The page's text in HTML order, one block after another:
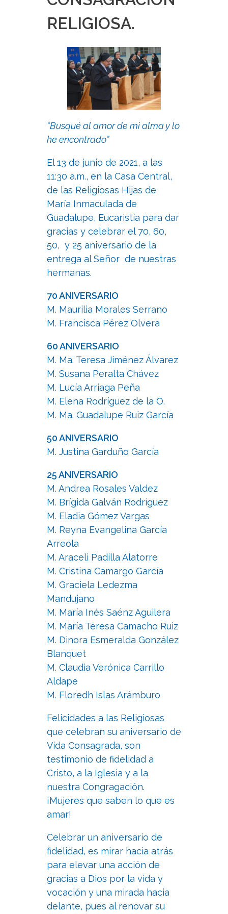
RELIGIOSA.
“Busqué al amor de mi alma y lo
he encontrado”
El 13 de junio de 2021, a las
11:30 a.m., en la Casa Central,
de las Religiosas Hijas de
María Inmaculada de
Guadalupe, Eucaristía para dar
gracias y celebrar el 70, 60,
50, y 25 aniversario de la
entrega al Señor de nuestras
hermanas.
70 ANIVERSARIO
M. Maurilia Morales Serrano
M. Francisca Pérez Olvera
60 ANIVERSARIO
M. Ma. Teresa Jiménez Álvarez
M. Susana Peralta Chávez
M. Lucía Arriaga Peña
M. Elena Rodríguez de la O.
M. Ma. Guadalupe Ruiz García
50 ANIVERSARIO
M. Justina Garduño García
25 ANIVERSARIO
M. Andrea Rosales Valdez
M. Brígida Galván Rodríguez
M. Eladia Gómez Vargas
M. Reyna Evangelina García
Arreola
M. Araceli Padilla Alatorre
M. Cristina Camargo García
M. Graciela Ledezma
Mandujano
M. María Inés Saénz Aguilera
M. María Teresa Camacho Ruiz
M. Dinora Esmeralda González
Blanquet
M. Claudia Verónica Carrillo
Aldape
M. Floredh Islas Arámburo
Felicidades a las Religiosas
que celebran su aniversario de
Vida Consagrada, son
testimonio de fidelidad a
Cristo, a la Iglesia y a la
nuestra Congragación.
¡Mujeres que saben lo que es
amar!
Celebrar un aniversario de
fidelidad, es mirar hacia atrás
para elevar una acción de
gracias a Dios por la vida y
vocación y una mirada hacia
delante, pues al renovar su